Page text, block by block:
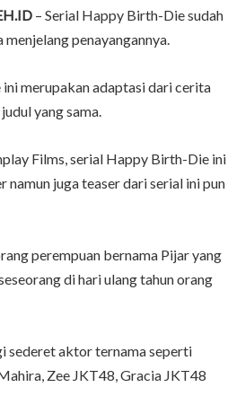
– Serial Happy Birth-Die sudah
penayangannya.
merupakan adaptasi dari cerita
yang sama.
Films, serial Happy Birth-Die ini
namun juga teaser dari serial ini pun
perempuan bernama Pijar yang
di hari ulang tahun orang
sederet aktor ternama seperti
Zee JKT48, Gracia JKT48